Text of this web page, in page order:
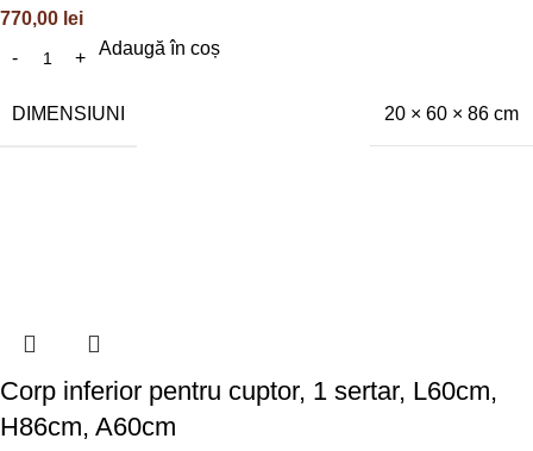
770,00 lei
Adaugă în coș
DIMENSIUNI 20 × 60 × 86 cm
Corp inferior pentru cuptor, 1 sertar, L60cm,
H86cm, A60cm